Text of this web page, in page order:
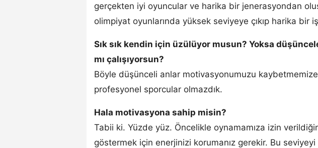
gerçekten iyi oyuncular ve harika bir jenerasyondan
olimpiyat oyunlarında yüksek seviyeye çıkıp harika bir
Sık sık kendin için üzülüyor musun? Yoksa
mı çalışıyorsun?
Böyle düşünceli anlar motivasyonumuzu
profesyonel sporcular olmazdık.
Hala motivasyona sahip misin?
Tabii ki. Yüzde yüz. Öncelikle oynamamıza izin
göstermek için enerjinizi korumanız gerekir. Bu